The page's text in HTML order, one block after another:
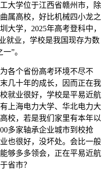
大学位于江西省赣州市，除
属高校，好比机械四小龙之
大学，2025年高考登科中，
就业，学校是我国现存为数
”。
个省份高考环境不尽不
几十年的成长，因而正在我
就业很好，学校是平易近航
上海电力大学、华北电力大
校，若是我们家里有本年以
多家轴承企业城市到校抢
也很好，没坏处。会比一般
够多多领会，正在平易近航
省市？